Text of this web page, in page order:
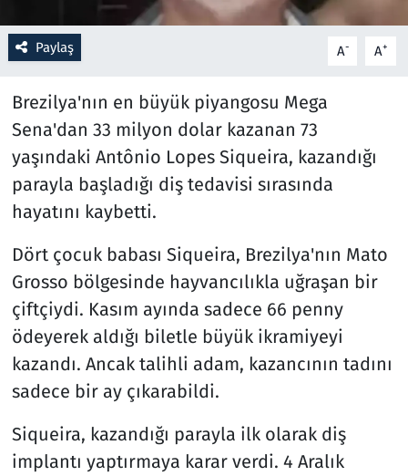
Paylaş A- A+
Brezilya'nın en büyük piyangosu Mega
Sena'dan 33 milyon dolar kazanan 73
yaşındaki Antônio Lopes Siqueira, kazandığı
parayla başladığı diş tedavisi sırasında
hayatını kaybetti.
Dört çocuk babası Siqueira, Brezilya'nın Mato
Grosso bölgesinde hayvancılıkla uğraşan bir
çiftçiydi. Kasım ayında sadece 66 penny
ödeyerek aldığı biletle büyük ikramiyeyi
kazandı. Ancak talihli adam, kazancının tadını
sadece bir ay çıkarabildi.
Siqueira, kazandığı parayla ilk olarak diş
implantı yaptırmaya karar verdi. 4 Aralık
Seçim 2023
Spor
Teknoloji ve Bilim
Televizyon